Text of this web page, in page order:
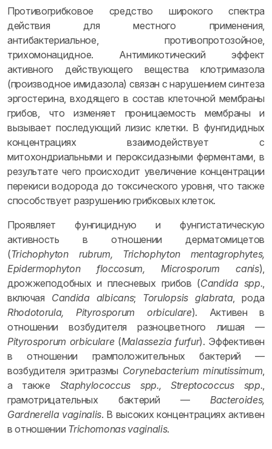
Противогрибковое средство широкого спектра
действия для местного применения,
антибактериальное, противопротозойное,
трихомонацидное. Антимикотический эффект
активного действующего вещества клотримазола
(производное имидазола) связан с нарушением синтеза
эргостерина, входящего в состав клеточной мембраны
грибов, что изменяет проницаемость мембраны и
вызывает последующий лизис клетки. В фунгидидных
концентрациях взаимодействует с
митохондриальными и пероксидазными ферментами, в
результате чего происходит увеличение концентрации
перекиси водорода до токсического уровня, что также
способствует разрушению грибковых клеток.
Проявляет фунгицидную и фунгистатическую
активность в отношении дерматомицетов
(Trichophyton rubrum, Trichophyton mentagrophytes,
Epidermophyton floccosum, Microsporum canis),
дрожжеподобных и плесневых грибов (Candida spp.,
включая Candida albicans; Torulopsis glabrata, рода
Rhodotorula, Pityrosporum orbiculare). Активен в
отношении возбудителя разноцветного лишая —
Pityrosporum orbiculare(Malassezia furfur). Эффективен
в отношении грамположительных бактерий —
возбудителя эритразмы Corynebacterium minutissimum,
а также Staphylococcus spp., Streptococcus spp.,
грамотрицательных бактерий — Bacteroides,
Gardnerella vaginalis. В высоких концентрациях активен
в отношении Trichomonas vaginalis.